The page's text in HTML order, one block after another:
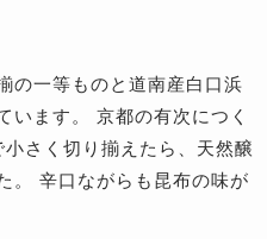
の一等ものと道南産白口浜
います。 京都の有次につく
さく切り揃えたら、天然醸
。 辛口ながらも昆布の味が